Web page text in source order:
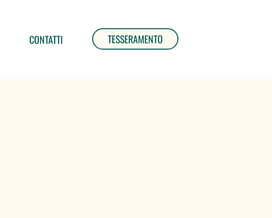
CONTATTI TESSERAMENTO